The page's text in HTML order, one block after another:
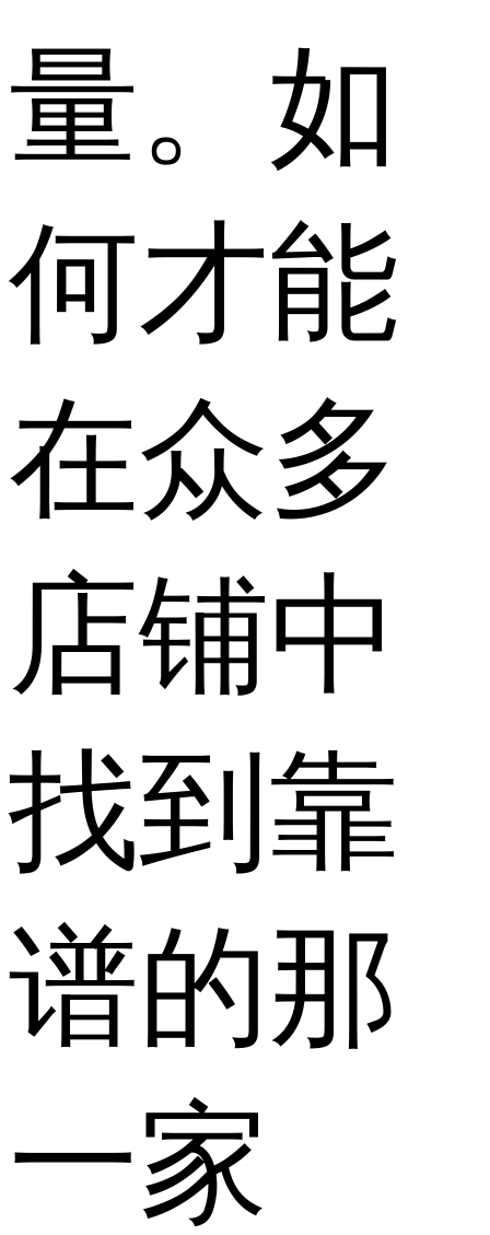
量。如
何才能
在众多
店铺中
找到靠
谱的那
一家